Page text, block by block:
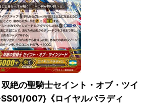
双絶の聖騎士セイント・オブ・ツイ
007}《ロイヤルパラディ